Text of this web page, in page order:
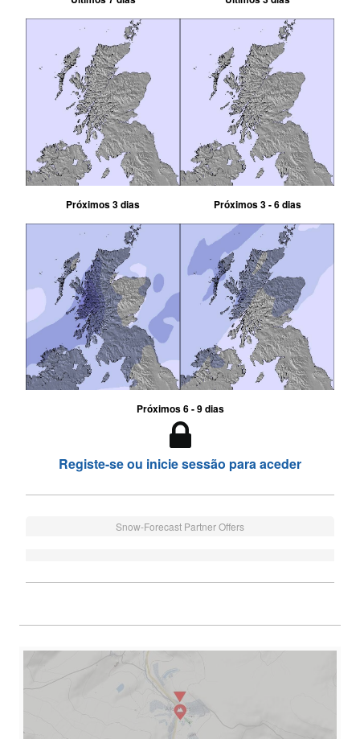
Próximos 3 dias Próximos 3 - 6 dias
Próximos 6 - 9 dias
Registe-se ou inicie sessão para aceder
Snow-Forecast Partner Offers